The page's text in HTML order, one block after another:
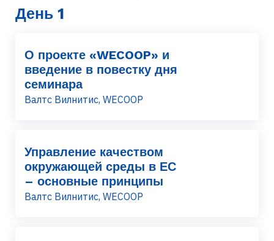
День 1
О проекте «WECOOP» и
введение в повестку дня
семинара
Валтс Вилнитис, WECOOP
Управление качеством
окружающей среды в ЕС
– основные принципы
Валтс Вилнитис, WECOOP